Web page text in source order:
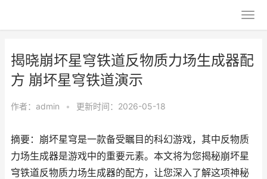
揭晓崩坏星穹铁道反物质力场生成器配
方 崩坏星穹铁道演示
作者： admin • 更新时间：2026-05-18
摘要：崩坏星穹是一款备受瞩目的科幻游戏，其中反物质
力场生成器是游戏中的重要元素。本文将为您揭秘崩坏星
穹铁道反物质力场生成器的配方，让您深入了解这项神秘